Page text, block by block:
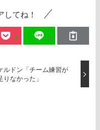
してね！
ルドン「チーム練習が
りなかった」